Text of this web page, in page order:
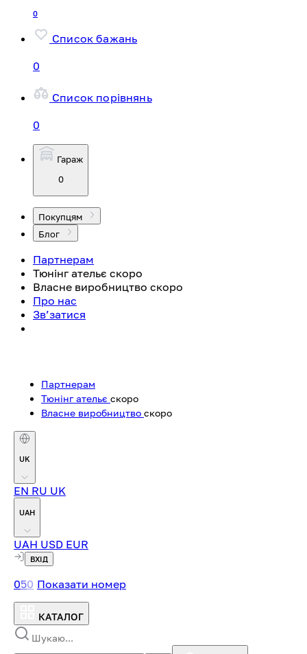
0
Список бажань
0
Список порівнянь
0
Гараж
0
Покупцям
Блог
Партнерам
Тюнінг ательє скоро
Власне виробництво скоро
Про нас
Зв’затися
Партнерам
Тюнінг ательє скоро
Власне виробництво скоро
UK
EN RU UK
UAH
UAH USD EUR
ВХІД
050 Показати номер
КАТАЛОГ